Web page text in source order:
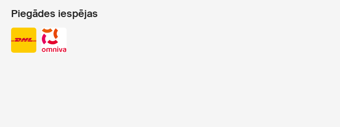
Piegādes iespējas